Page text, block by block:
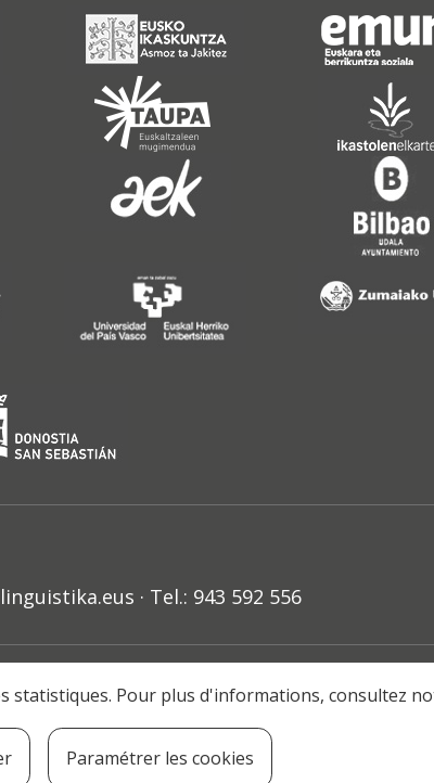
· Tel.: 943 592 556
Klusterra
statistiques. Pour plus d'informations, consultez
Paramétrer les cookies